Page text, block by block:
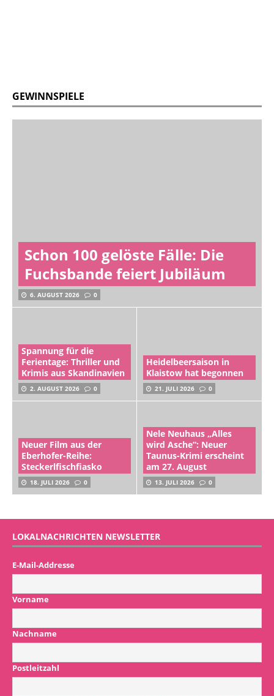
GEWINNSPIELE
Schon 100 gelöste Fälle: Die
Fuchsbande feiert Jubiläum
6. AUGUST 2026 0
Spannung für die
Ferientage: Thriller und
Krimis aus Skandinavien
2. AUGUST 2026 0
Heidelbeersaison in
Klaistow hat begonnen
21. JULI 2026 0
Neuer Film aus der
Eberhofer-Reihe:
Steckerlfischfiasko
18. JULI 2026 0
Nele Neuhaus „Alles
wird Asche“: Neuer
Taunus-Krimi erscheint
am 27. August
13. JULI 2026 0
LOKALNACHRICHTEN NEWSLETTER
E-Mail-Addresse
Vorname
Nachname
Postleitzahl